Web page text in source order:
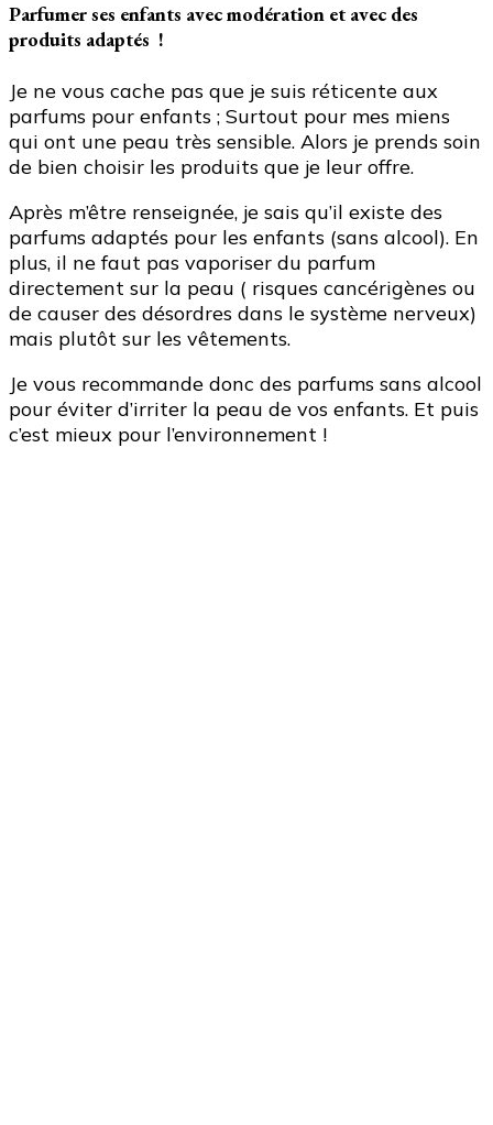
Parfumer ses enfants avec modération et avec des
produits adaptés !
Je ne vous cache pas que je suis réticente aux
parfums pour enfants ; Surtout pour mes miens
qui ont une peau très sensible. Alors je prends soin
de bien choisir les produits que je leur offre.
Après m’être renseignée, je sais qu’il existe des
parfums adaptés pour les enfants (sans alcool). En
plus, il ne faut pas vaporiser du parfum
directement sur la peau ( risques cancérigènes ou
de causer des désordres dans le système nerveux)
mais plutôt sur les vêtements.
Je vous recommande donc des parfums sans alcool
pour éviter d’irriter la peau de vos enfants. Et puis
c’est mieux pour l’environnement !